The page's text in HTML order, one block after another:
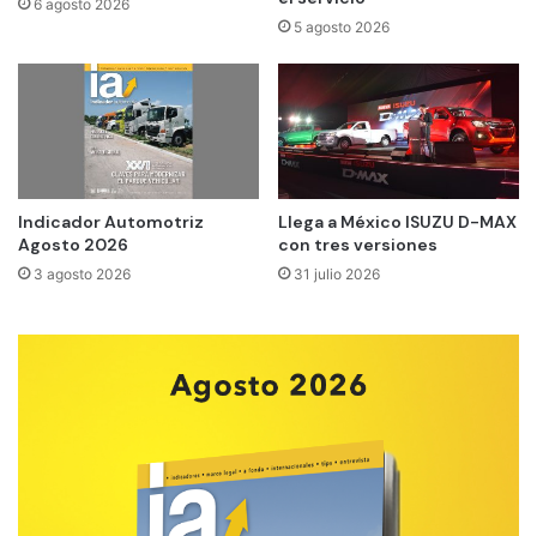
6 agosto 2026
5 agosto 2026
Indicador Automotriz
Agosto 2026
3 agosto 2026
Llega a México ISUZU D-MAX
con tres versiones
31 julio 2026